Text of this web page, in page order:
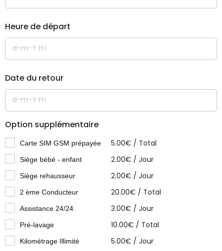
Heure de départ
Date du retour
Option supplémentaire
Carte SIM GSM prépayée 5.00€ / Total
Siège bébé - enfant 2.00€ / Jour
Siège rehausseur 2.00€ / Jour
2 ème Conducteur 20.00€ / Total
Assistance 24/24 3.00€ / Jour
Pré-lavage 10.00€ / Total
Kilométrage Illimité 5.00€ / Jour